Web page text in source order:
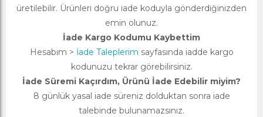
üretilebilir. Ürünleri doğru iade koduyla gönderdiğinizden
emin olunuz.
İade Kargo Kodumu Kaybettim
Hesabım > İade Taleplerim sayfasında iadde kargo
kodunuzu tekrar görebilirsiniz.
İade Süremi Kaçırdım, Ürünü İade Edebilir miyim?
8 günlük yasal iade süreniz dolduktan sonra iade
talebinde bulunamazsınız.